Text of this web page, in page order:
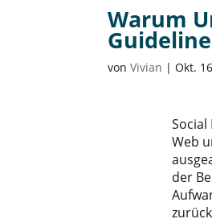
Warum
vonVivian |Okt.
Web
der